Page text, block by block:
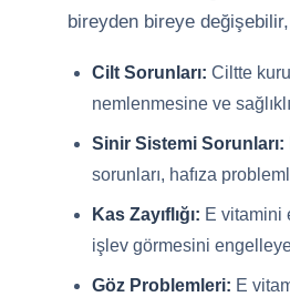
bireyden bireye
Cilt Sorunları: Ciltte
nemlenmesine ve
Sinir Sistemi Sorunları:
sorunları, hafıza
Kas Zayıflığı: E vitamini
işlev görmesini
Göz Problemleri: E